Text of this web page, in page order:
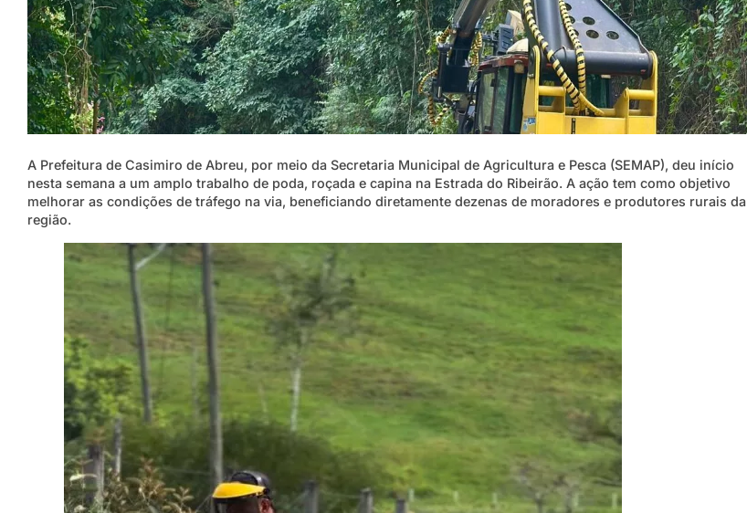
A Prefeitura de Casimiro de Abreu, por meio da Secretaria Municipal de Agricultura e Pesca (SEMAP), deu início
nesta semana a um amplo trabalho de poda, roçada e capina na Estrada do Ribeirão. A ação tem como objetivo
melhorar as condições de tráfego na via, beneficiando diretamente dezenas de moradores e produtores rurais da
região.